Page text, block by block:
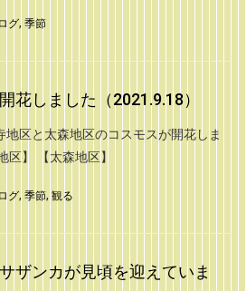
グ, 季節
花しました（2021.9.18）
地区と太森地区のコスモスが開花しま
区】 【太森地区】
グ, 季節, 観る
ザンカが見頃を迎えていま